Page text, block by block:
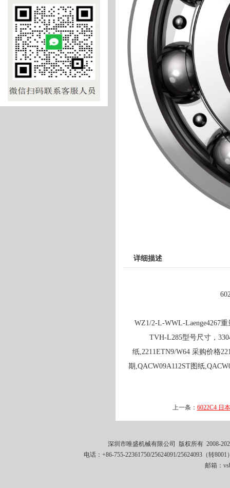
详细描述
WZ1/2-L-WWL-Laenge4267
TVH-L285型号尺寸，
纸,2211ETN9/W64 采购价格
期,QACW09A112ST图纸
上一条： 6022C4 日
深圳市唯盛机械有限公司 版权所有 2008-
电话：+86-755-22361750/25624091/25624093（转
邮箱：